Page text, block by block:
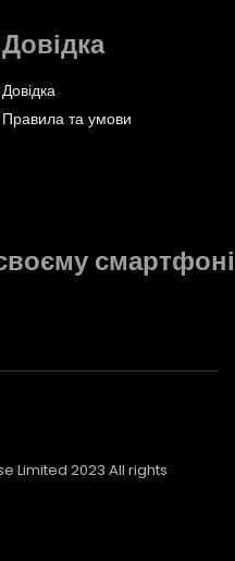
Довідка
Довідка
Правила та умови
смартфоні
Limited 2023 All rights